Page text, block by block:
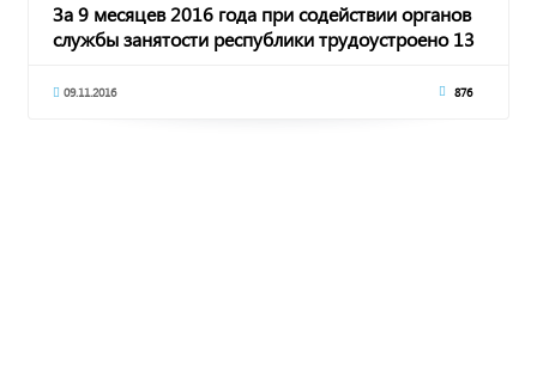
За 9 месяцев 2016 года при содействии органов
службы занятости республики трудоустроено 13
09.11.2016 876